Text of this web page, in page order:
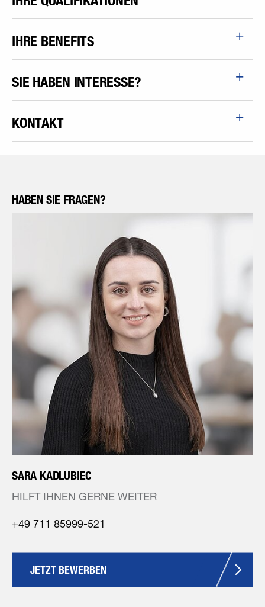
IHRE BENEFITS
SIE HABEN INTERESSE?
KONTAKT
HABEN SIE FRAGEN?
SARA KADLUBIEC
HILFT IHNEN GERNE WEITER
+49 711 85999-521
JETZT BEWERBEN